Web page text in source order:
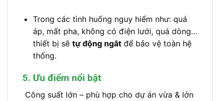
Trong các tình huống nguy hiểm như: quá
áp, mất pha, không có điện lưới, quá dòng…
thiết bị sẽ tự động ngắtđể bảo vệ toàn hệ
thống.
5. Ưu điểm nổi bật
Công suất lớn – phù hợp cho dự án vừa & lớn